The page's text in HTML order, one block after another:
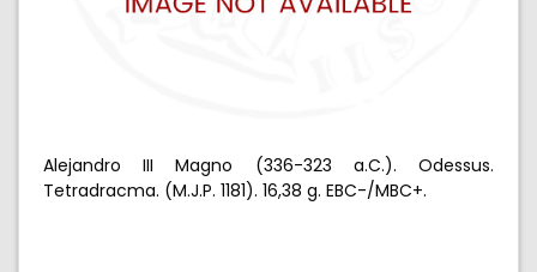
Alejandro III Magno (336-323 a.C.). Odessus.
Tetradracma. (M.J.P. 1181). 16,38 g. EBC-/MBC+.